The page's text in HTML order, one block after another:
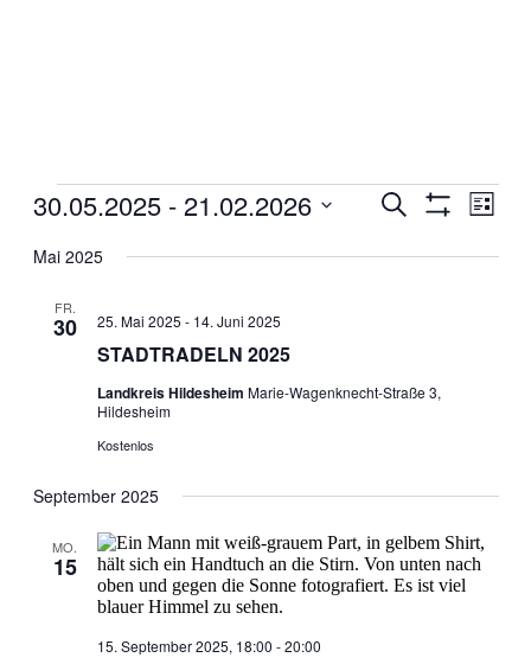
Veranstaltungen
und
Suche
Liste
30.05.2025 - 21.02.2026
wählen.
Mai 2025
FR.
30
STADTRADELN 2025
25. Mai 2025 - 14. Juni 2025
Landkreis Hildesheim Marie-Wagenknecht-Straße 3,
Hildesheim
Kostenlos
September 2025
MO.
15
15. September 2025, 18:00 -20:00